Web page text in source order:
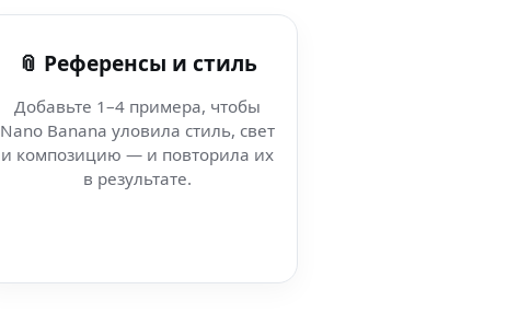
📎 Референсы и стиль
Добавьте 1–4 примера, чтобы
Nano Banana уловила стиль, свет
и композицию — и повторила их
в результате.